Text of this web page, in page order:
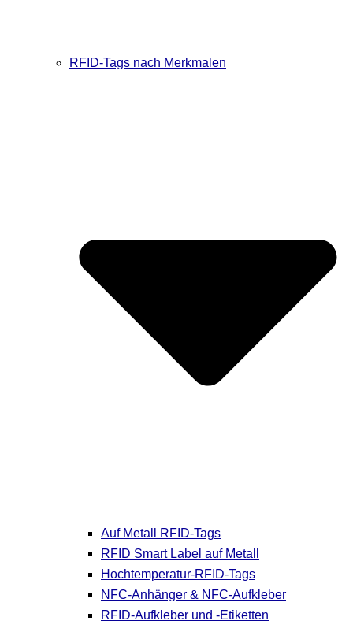
RFID-Tags nach Merkmalen
Auf Metall RFID-Tags
RFID Smart Label auf Metall
Hochtemperatur-RFID-Tags
NFC-Anhänger & NFC-Aufkleber
RFID-Aufkleber und -Etiketten